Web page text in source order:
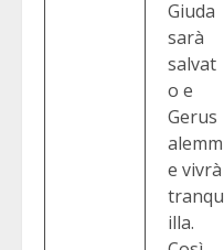
Giuda
sarà
salvat
o e
Gerus
alemm
e vivrà
tranqu
illa.